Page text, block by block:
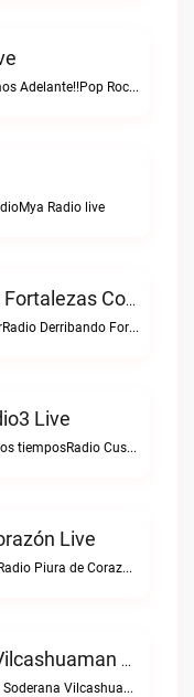
Somos Nuevos Pero Vamos Adelante!!Pop Rock Perú live
Radio live
Radio Derribando Fortalezas Con Cristo Live
Bendecidos para BendecirRadio Derribando Fortalezas con Cristo live
Live
El buen ritmo de los buenos tiemposRadio Cusco Studio3 live
Live
ACS Piurano de CorazónRadio Piura de Corazón live
Radio Soderana Vilcashuaman Live
Lo mejor en musicaRadio Soderana Vilcashuaman live